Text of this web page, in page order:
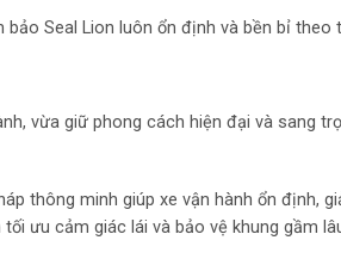
Seal Lion luôn ổn định và bền bỉ theo
vừa giữ phong cách hiện đại và sang
thông minh giúp xe vận hành ổn định,
ưu cảm giác lái và bảo vệ khung gầm